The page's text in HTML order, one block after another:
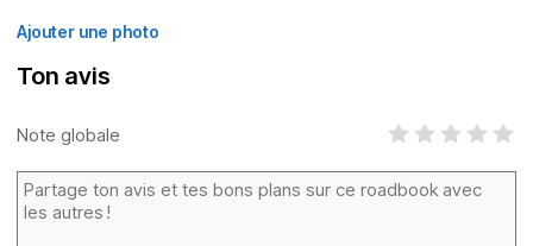
Ajouter une photo
Ton avis
Note globale